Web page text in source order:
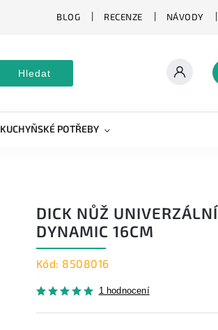
BLOG RECENZE NÁVODY
Hledat
KUCHYŇSKÉ POTŘEBY
DICK NŮŽ
DYNAMIC 16CM
Kód: 8508016
1 hodnocení